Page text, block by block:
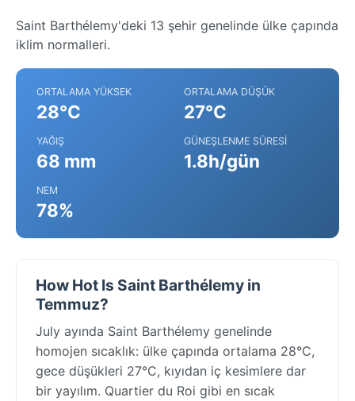
Saint Barthélemy'deki 13 şehir genelinde ülke çapında
iklim normalleri.
ORTALAMA YÜKSEK
28°C
ORTALAMA DÜŞÜK
27°C
YAĞIŞ
68 mm
GÜNEŞLENME SÜRESI
1.8h/gün
NEM
78%
How Hot Is Saint Barthélemy in
Temmuz?
July ayında Saint Barthélemy genelinde
homojen sıcaklık: ülke çapında ortalama 28°C,
gece düşükleri 27°C, kıyıdan iç kesimlere dar
bir yayılım. Quartier du Roi gibi en sıcak